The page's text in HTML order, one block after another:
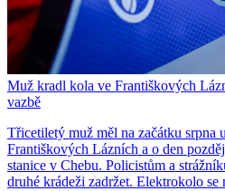
Muž kradl kola ve Františkových
vazbě
Třicetiletý muž měl na začátku srpna
Františkových Lázních a o den
stanice v Chebu. Policistům a
druhé krádeži zadržet. Elektrokolo se